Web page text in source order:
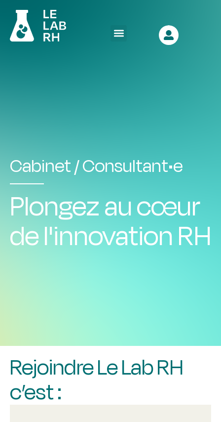
Cabinet / Consultant•e
Plongez au cœur
de l'innovation RH
Rejoindre Le Lab RH
c’est :